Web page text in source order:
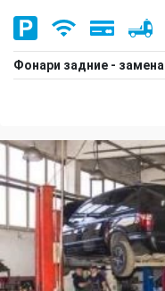
Фонари задние - замена